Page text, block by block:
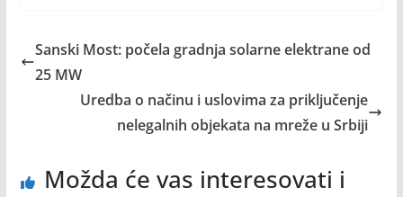
Sanski Most: počela gradnja solarne elektrane od
25 MW
Uredba o načinu i uslovima za priključenje
nelegalnih objekata na mreže u Srbiji
Možda će vas interesovati i